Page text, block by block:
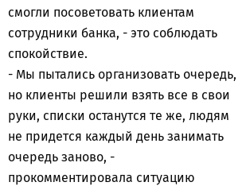
смогли посоветовать клиентам
сотрудники банка, - это соблюдать
спокойствие.
- Мы пытались организовать очередь,
но клиенты решили взять все в свои
руки, списки останутся те же, людям
не придется каждый день занимать
очередь заново, -
прокомментировала ситуацию